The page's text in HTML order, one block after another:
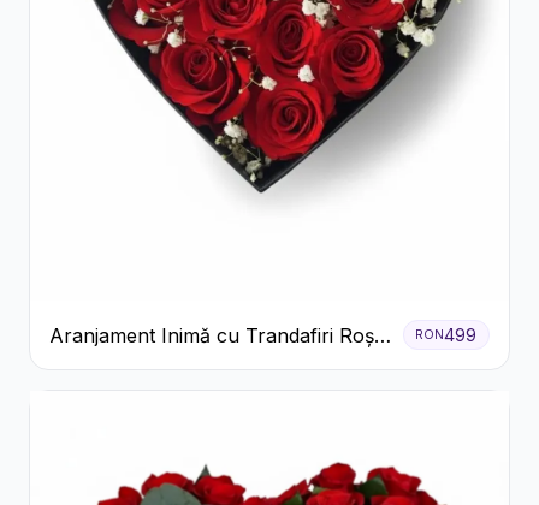
Aranjament Inimă cu Trandafiri Roșii
și Floarea Miresei
RON 499